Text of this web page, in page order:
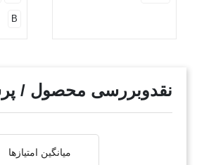
B
نقدوبررسی محصول /
میانگین امتیازها